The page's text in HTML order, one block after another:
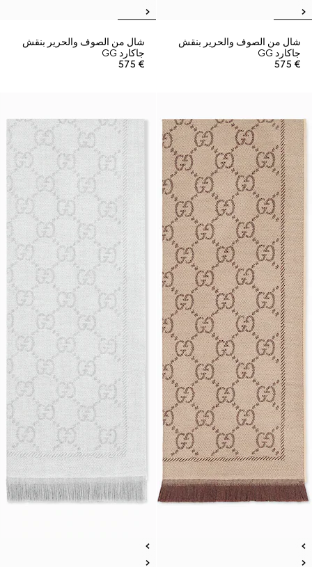
شال من الصوف والحرير بنقش
جاكارد GG
€ 575
شال من الصوف والحرير بنقش
جاكارد GG
€ 575